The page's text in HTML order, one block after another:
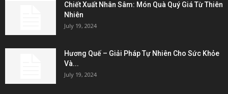
Chiết Xuất Nhân Sâm: Món Quà Quý Giá Từ Thiên
Nhiên
July 19, 2024
Hương Quế – Giải Pháp Tự Nhiên Cho Sức Khỏe
Và...
July 19, 2024